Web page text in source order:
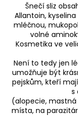
Šnečí sliz
Allantoin,
mléčnou,
volné
Kosmetika ve
Není to tedy jen
umožňuje být
pejskům, kteří
s
(alopecie, mastná
místa, na
b
u
t
e
n
a
j